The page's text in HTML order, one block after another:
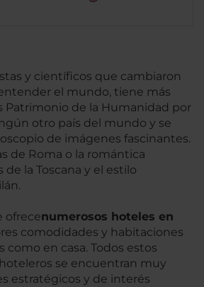
y científicos que cambiaron
el mundo, tiene más
Patrimonio de la Humanidad por
otro país del mundo y se
de imágenes fascinantes.
de Roma o la romántica
de la Toscana y el estilo
ofrecenumerosos hoteles en
comodidades y habitaciones
como en casa. Todos estos
se encuentran muy
estratégicos y de interés